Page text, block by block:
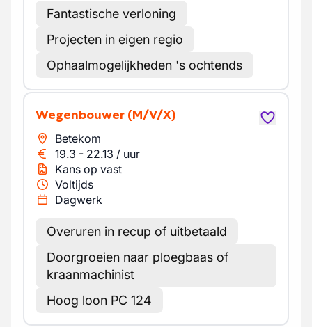
Fantastische verloning
Projecten in eigen regio
Ophaalmogelijkheden 's ochtends
Wegenbouwer (M/V/X)
Betekom
19.3 - 22.13 / uur
Kans op vast
Voltijds
Dagwerk
Overuren in recup of uitbetaald
Doorgroeien naar ploegbaas of
kraanmachinist
Hoog loon PC 124